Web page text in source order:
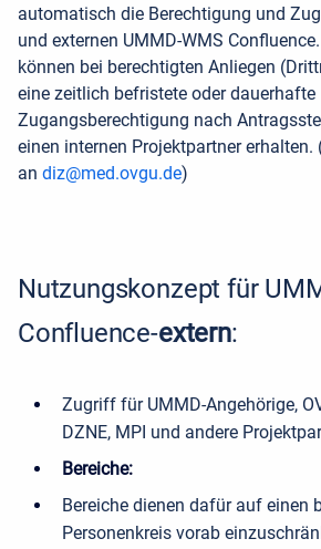
automatisch die Berechtigung und
und externen UMMD-WMS
können bei berechtigten Anliegen
eine zeitlich befristete oder dauerhafte
Zugangsberechtigung nach
einen internen Projektpartner
an diz@med.ovgu.de)
Nutzungskonzept für
Confluence-extern:
Zugriff für UMMD-Angehörige,
DZNE, MPI und andere
Bereiche:
Bereiche dienen dafür auf einen
Personenkreis vorab